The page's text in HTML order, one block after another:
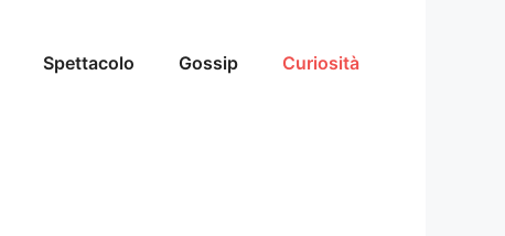
Spettacolo Gossip Curiosità